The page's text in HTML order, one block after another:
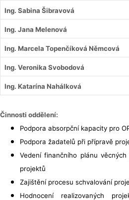
Ing. Sabina Šibravová
Ing. Jana Melenová
Ing. Marcela Topenčíková Němcová
Ing. Veronika Svobodová
Ing. Katarína Nahálková
Činnosti oddělení:
Podpora absorpční kapacity pro
Podpora žadatelů při přípravě
Vedení finančního plánu
projektů
Zajištění procesu schvalování
Hodnocení realizovaných